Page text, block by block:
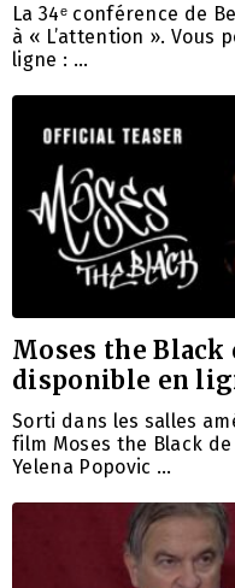
La 34ᵉ conférence de
à « L’attention ». Vous
ligne : …
Moses the Black
disponible en
Sorti dans les salles
film Moses the Black
Yelena Popovic …